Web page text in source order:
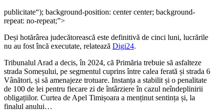
publicitate“); background-position: center center; background-
repeat: no-repeat;”>
Deși hotărârea judecătorească este definitivă de cinci luni, lucrările
nu au fost încă executate, relatează Digi24.
Tribunalul Arad a decis, în 2024, că Primăria trebuie să asfalteze
strada Someșului, pe segmentul cuprins între calea ferată și strada 6
Vânători, și să amenajeze trotuare. Instanța a stabilit și o penalitate
de 100 de lei pentru fiecare zi de întârziere în cazul neîndeplinirii
obligațiilor. Curtea de Apel Timișoara a menținut sentința și, la
finalul anului…